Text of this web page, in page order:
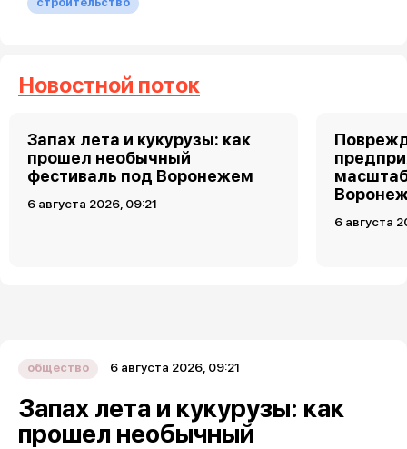
Новостной поток
Запах лета и кукурузы: как
прошел необычный
фестиваль под Воронежем
6 августа 2026, 09:21
6 августа
общество 6 августа 2026, 09:21
Запах лета и кукурузы: как
прошел необычный